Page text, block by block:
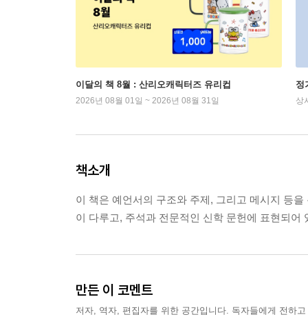
이달의 책 8월 : 산리오캐릭터즈 유리컵
2026년 08월 01일 ~ 2026년 08월 31일
정
상
책소개
이 책은 예언서의 구조와 주제, 그리고 메시지 등
이 다루고, 주석과 전문적인 신학 문헌에 표현되
만든 이 코멘트
저자, 역자, 편집자를 위한 공간입니다. 독자들에게 전하